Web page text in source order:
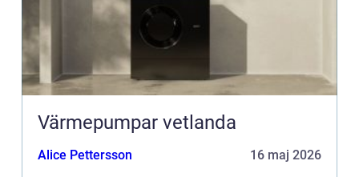
Värmepumpar vetlanda
Alice Pettersson 16 maj 2026